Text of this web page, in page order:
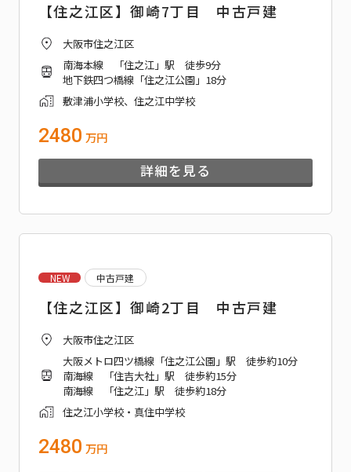
【住之江区】御崎7丁目 中古戸建
大阪市住之江区
南海本線 「住之江」駅 徒歩9分
地下鉄四つ橋線「住之江公園」18分
敷津浦小学校、住之江中学校
2480 万円
詳細を見る
NEW 中古戸建
【住之江区】御崎2丁目 中古戸建
大阪市住之江区
大阪メトロ四ツ橋線「住之江公園」駅 徒歩約10分
南海線 「住吉大社」駅 徒歩約15分
南海線 「住之江」駅 徒歩約18分
住之江小学校・真住中学校
2480 万円